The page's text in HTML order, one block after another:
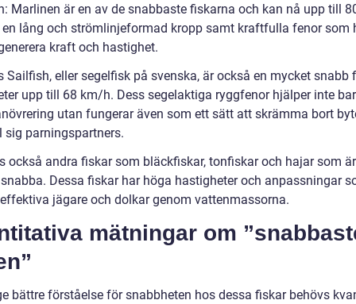
Marlinen är en av de snabbaste fiskarna och kan nå upp till
en lång och strömlinjeformad kropp samt kraftfulla fenor som
kraft och hastighet.
Sailfish, eller segelfisk på svenska, är också en mycket snabb
upp till 68 km/h. Dess segelaktiga ryggfenor hjälper inte
utan fungerar även som ett sätt att skrämma bort
sig parningspartners.
också andra fiskar som bläckfiskar, tonfiskar och hajar som är
Dessa fiskar har höga hastigheter och anpassningar
jägare och dolkar genom vattenmassorna.
mätningar om
bättre förståelse för snabbheten hos dessa fiskar behövs